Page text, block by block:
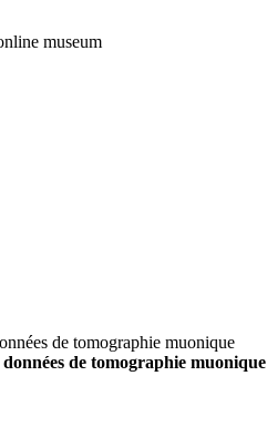
de tomographie muonique